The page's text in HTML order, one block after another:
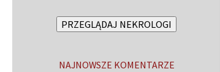
PRZEGLĄDAJ NEKROLOGI
NAJNOWSZE KOMENTARZE